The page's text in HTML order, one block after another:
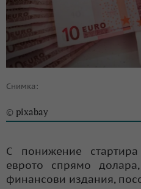
Снимка:
© pixabay
С понижение
еврото спрямо
финансови издания,